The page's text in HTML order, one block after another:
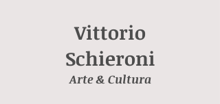
Vittorio
Schieroni
Arte & Cultura